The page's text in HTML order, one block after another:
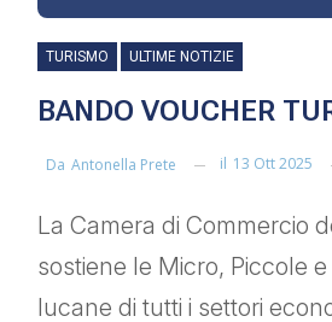
TURISMO ULTIME NOTIZIE
BANDO VOUCHER
Da Antonella Prete il 13 Ott 2025
La Camera di Commercio
sostiene le Micro, Piccole
lucane di tutti i settori